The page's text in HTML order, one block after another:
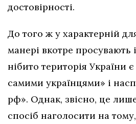
достовірності.
До того ж у характерній
манері вкотре просувають
нібито територія України
самими українцями» і
рф». Однак, звісно, це
спосіб наголосити на